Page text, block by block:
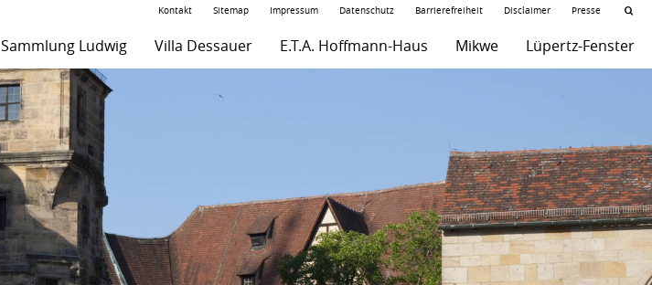
Kontakt Sitemap Impressum Datenschutz Barrierefreiheit Disclaimer Presse
Sammlung Ludwig Villa Dessauer E.T.A. Hoffmann-Haus Mikwe Lüpertz-Fenster